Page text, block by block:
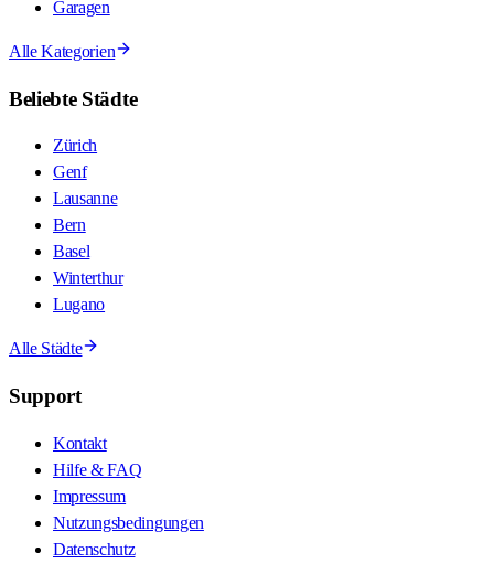
Garagen
Alle Kategorien
Beliebte Städte
Zürich
Genf
Lausanne
Bern
Basel
Winterthur
Lugano
Alle Städte
Support
Kontakt
Hilfe & FAQ
Impressum
Nutzungsbedingungen
Datenschutz